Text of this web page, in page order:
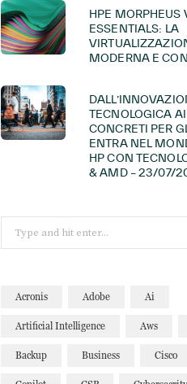
HPE MORPHEUS
ESSENTIALS: LA
MODERNA E
TECNOLOGICA
CONCRETI PER
ENTRA NEL
HP CON
& AMD – 23/07/
for:
Acronis Adobe Ai
Artificial Intelligence Aws
Backup Business Cisco